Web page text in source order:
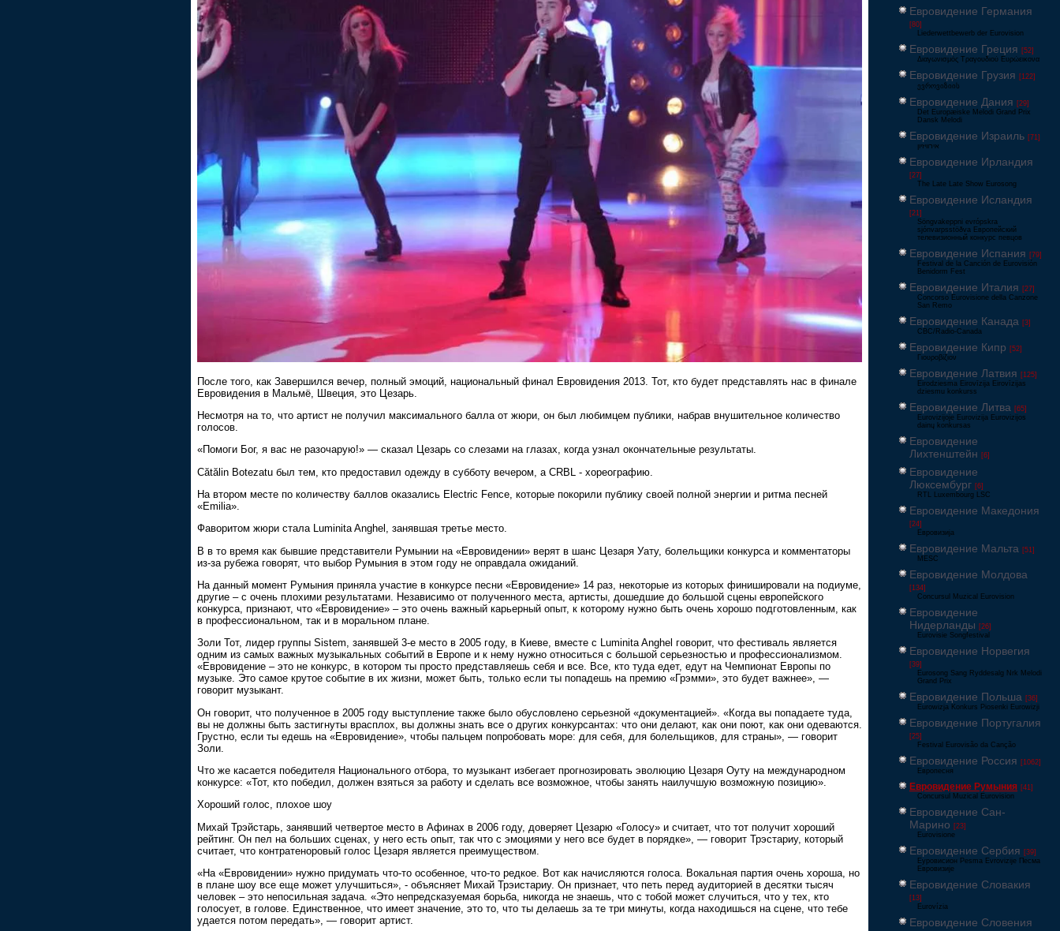
После того, как Завершился вечер, полный эмоций, национальный финал Евровидения 2013. Тот, кто будет представлять нас в финале
Евровидения в Мальмё, Швеция, это Цезарь.
Несмотря на то, что артист не получил максимального балла от жюри, он был любимцем публики, набрав внушительное количество
голосов.
«Помоги Бог, я вас не разочарую!» — сказал Цезарь со слезами на глазах, когда узнал окончательные результаты.
Cătălin Botezatu был тем, кто предоставил одежду в субботу вечером, а CRBL - хореографию.
На втором месте по количеству баллов оказались Electric Fence, которые покорили публику своей полной энергии и ритма песней
«Emilia».
Фаворитом жюри стала Luminita Anghel, занявшая третье место.
В в то время как бывшие представители Румынии на «Евровидении» верят в шанс Цезаря Уату, болельщики конкурса и комментаторы
из-за рубежа говорят, что выбор Румыния в этом году не оправдала ожиданий.
На данный момент Румыния приняла участие в конкурсе песни «Евровидение» 14 раз, некоторые из которых финишировали на подиуме,
другие – с очень плохими результатами. Независимо от полученного места, артисты, дошедшие до большой сцены европейского
конкурса, признают, что «Евровидение» – это очень важный карьерный опыт, к которому нужно быть очень хорошо подготовленным, как
в профессиональном, так и в моральном плане.
Золи Тот, лидер группы Sistem, занявшей 3-е место в 2005 году, в Киеве, вместе с Luminita Anghel говорит, что фестиваль является
одним из самых важных музыкальных событий в Европе и к нему нужно относиться с большой серьезностью и профессионализмом.
«Евровидение – это не конкурс, в котором ты просто представляешь себя и все. Все, кто туда едет, едут на Чемпионат Европы по
музыке. Это самое крутое событие в их жизни, может быть, только если ты попадешь на премию «Грэмми», это будет важнее», —
говорит музыкант.
Он говорит, что полученное в 2005 году выступление также было обусловлено серьезной «документацией». «Когда вы попадаете туда,
вы не должны быть застигнуты врасплох, вы должны знать все о других конкурсантах: что они делают, как они поют, как они одеваются.
Грустно, если ты едешь на «Евровидение», чтобы пальцем попробовать море: для себя, для болельщиков, для страны», — говорит
Золи.
Что же касается победителя Национального отбора, то музыкант избегает прогнозировать эволюцию Цезаря Оуту на международном
конкурсе: «Тот, кто победил, должен взяться за работу и сделать все возможное, чтобы занять наилучшую возможную позицию».
Хороший голос, плохое шоу
Михай Трэйстарь, занявший четвертое место в Афинах в 2006 году, доверяет Цезарю «Голосу» и считает, что тот получит хороший
рейтинг. Он пел на больших сценах, у него есть опыт, так что с эмоциями у него все будет в порядке», — говорит Трэстариу, который
считает, что контратеноровый голос Цезаря является преимуществом.
«На «Евровидении» нужно придумать что-то особенное, что-то редкое. Вот как начисляются голоса. Вокальная партия очень хороша, но
в плане шоу все еще может улучшиться», - объясняет Михай Трэистариу. Он признает, что петь перед аудиторией в десятки тысяч
человек – это непосильная задача. «Это непредсказуемая борьба, никогда не знаешь, что с тобой может случиться, что у тех, кто
голосует, в голове. Единственное, что имеет значение, это то, что ты делаешь за те три минуты, когда находишься на сцене, что тебе
удается потом передать», — говорит артист.
Евровидение Германия
[80]
Liederwettbewerb der Eurovision
Евровидение Греция [52]
Διαγωνισμός Τραγουδιού Ευρώεικονα
Евровидение Грузия [122]
ევროვიზიის
Евровидение Дания [29]
Det Europæiske Melodi Grand Prix
Dansk Melodi
Евровидение Израиль [71]
‏אירוויזיון
Евровидение Ирландия
[27]
The Late Late Show Eurosong
Евровидение Исландия
[21]
Söngvakeppni evrópskra
sjónvarpsstöðva Европейский
телевизионный конкурс певцов
Евровидение Испания [79]
Festival de la Canción de Eurovisión
Benidorm Fest
Евровидение Италия [27]
Concorso Eurovisione della Canzone
San Remo
Евровидение Канада [3]
CBC/Radio-Canada
Евровидение Кипр [52]
Γιουροβίζιον
Евровидение Латвия [125]
Eirodziesma Eirovīzija Eirovīzijas
dziesmu konkurss
Евровидение Литва [65]
Eurovizijoje Eurovizija Eurovizijos
dainų konkursas
Евровидение
Лихтенштейн [6]
Евровидение
Люксембург [6]
RTL Luxembourg LSC
Евровидение Македония
[24]
Евровизија
Евровидение Мальта [51]
MESC
Евровидение Молдова
[134]
Concursul Muzical Eurovision
Евровидение
Нидерланды [26]
Eurovisie Songfestival
Евровидение Норвегия
[39]
Eurosong Sang Ryddesalg Nrk Melodi
Grand Prix
Евровидение Польша [36]
Eurowizja Konkurs Piosenki Eurowizji
Евровидение Португалия
[25]
Festival Eurovisão da Canção
Евровидение Россия [1062]
Европесня
Евровидение Румыния [41]
Concursul Muzical Eurovision
Евровидение Сан-
Марино [23]
Eurovisione
Евровидение Сербия [39]
Еуровисион Pesma Evrovizije Песма
Евровизије
Евровидение Словакия
[13]
Eurovízia
Евровидение Словения